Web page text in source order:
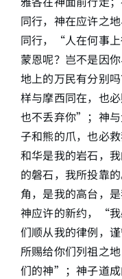
同行，神在应许之
同行，“人在何事
蒙恩呢？岂不是因
地上的万民有分别
样与摩西同在，也
也不丢弃你”；神
子和熊的爪，也必
和华是我的岩石，
的磐石，我所投靠
角，是我的高台，
神应许的新约，“
们顺从我的律例，
所赐给你们列祖之
们的神”；神子道